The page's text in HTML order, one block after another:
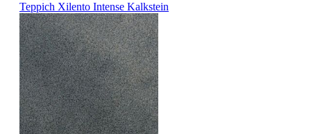
Teppich Xilento Intense Kalkstein